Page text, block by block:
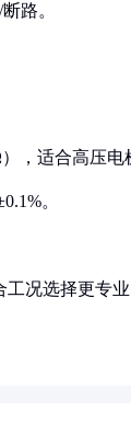
路。
，适合高压电
。
况选择更专